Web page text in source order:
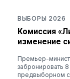
ВЫБОРЫ 2026
Комиссия
изменение
Премьер-
забронировать
предвыборном